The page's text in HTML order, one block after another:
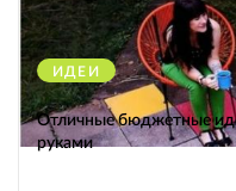
ИДЕИ
Отличные бюджетные
руками